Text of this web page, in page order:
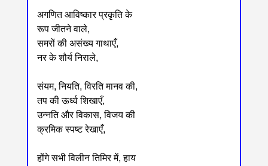
अगणित आविष्कार प्रकृति के
रूप जीतने वाले,
समरों की असंख्य गाथाएँ,
नर के शौर्य निराले,
संयम, नियति, विरति मानव की,
तप की ऊर्ध्व शिखाएँ,
उन्नति और विकास, विजय की
क्रमिक स्पष्ट रेखाएँ,
होंगे सभी विलीन तिमिर में, हाय